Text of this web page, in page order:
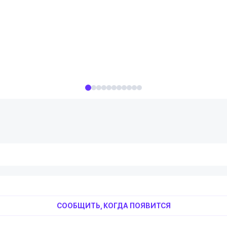
СООБЩИТЬ, КОГДА ПОЯВИТСЯ